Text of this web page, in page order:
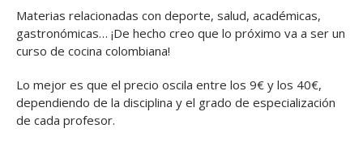
Materias relacionadas con deporte, salud, académicas,
gastronómicas… ¡De hecho creo que lo próximo va a ser un
curso de cocina colombiana!
Lo mejor es que el precio oscila entre los 9€ y los 40€,
dependiendo de la disciplina y el grado de especialización
de cada profesor.